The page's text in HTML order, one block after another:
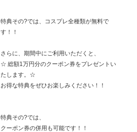
特典その?では、コスプレ全種類が無料で
す！！
さらに、期間中にご利用いただくと、
☆ 総額1万円分のクーポン券をプレゼントい
たします。☆
お得な特典をぜひお楽しみください！！
特典その?では、
クーポン券の併用も可能です！！